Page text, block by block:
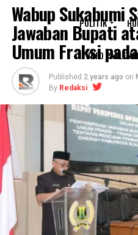
POLITIK
INFO
Wabup Sukabumi
Jawaban Bupati
Umum Fraksi
Published 2 years ago on
By Redaksi